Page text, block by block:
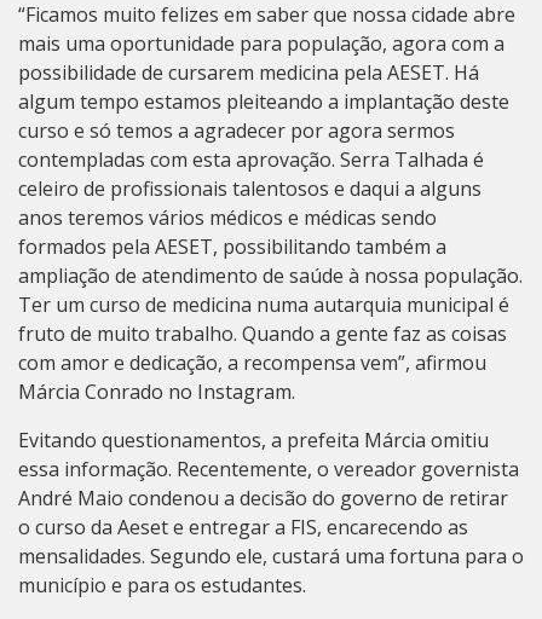
“Ficamos muito felizes em saber que nossa cidade abre
mais uma oportunidade para população, agora com a
possibilidade de cursarem medicina pela AESET. Há
algum tempo estamos pleiteando a implantação deste
curso e só temos a agradecer por agora sermos
contempladas com esta aprovação. Serra Talhada é
celeiro de profissionais talentosos e daqui a alguns
anos teremos vários médicos e médicas sendo
formados pela AESET, possibilitando também a
ampliação de atendimento de saúde à nossa população.
Ter um curso de medicina numa autarquia municipal é
fruto de muito trabalho. Quando a gente faz as coisas
com amor e dedicação, a recompensa vem”, afirmou
Márcia Conrado no Instagram.
Evitando questionamentos, a prefeita Márcia omitiu
essa informação. Recentemente, o vereador governista
André Maio condenou a decisão do governo de retirar
o curso da Aeset e entregar a FIS, encarecendo as
mensalidades. Segundo ele, custará uma fortuna para o
município e para os estudantes.